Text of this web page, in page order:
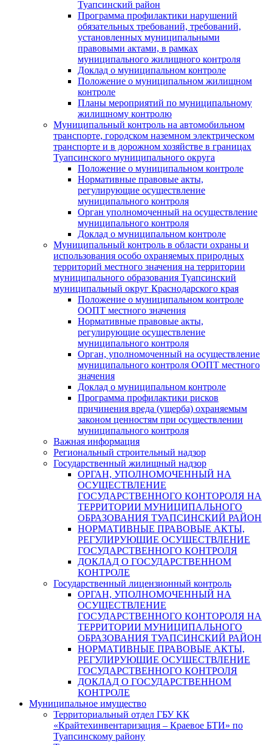
Туапсинский район
Программа профилактики нарушений
обязательных требований, требований,
установленных муниципальными
правовыми актами, в рамках
муниципального жилищного контроля
Доклад о муниципальном контроле
Положение о муниципальном жилищном
контроле
Планы мероприятий по муниципальному
жилищному контролю
Муниципальный контроль на автомобильном
транспорте, городском наземном электрическом
транспорте и в дорожном хозяйстве в границах
Туапсинского муниципального округа
Положение о муниципальном контроле
Нормативные правовые акты,
регулирующие осуществление
муниципального контроля
Орган уполномоченный на осуществление
муниципального контроля
Доклад о муниципальном контроле
Муниципальный контроль в области охраны и
использования особо охраняемых природных
территорий местного значения на территории
муниципального образования Туапсинский
муниципальный округ Краснодарского края
Положение о муниципальном контроле
ООПТ местного значения
Нормативные правовые акты,
регулирующие осуществление
муниципального контроля
Орган, уполномоченный на осуществление
муниципального контроля ООПТ местного
значения
Доклад о муниципальном контроле
Программа профилактики рисков
причинения вреда (ущерба) охраняемым
законом ценностям при осуществлении
муниципального контроля
Важная информация
Региональный строительный надзор
Государственный жилищный надзор
ОРГАН, УПОЛНОМОЧЕННЫЙ НА
ОСУЩЕСТВЛЕНИЕ
ГОСУДАРСТВЕННОГО КОНТОРОЛЯ НА
ТЕРРИТОРИИ МУНИЦИПАЛЬНОГО
ОБРАЗОВАНИЯ ТУАПСИНСКИЙ РАЙОН
НОРМАТИВНЫЕ ПРАВОВЫЕ АКТЫ,
РЕГУЛИРУЮЩИЕ ОСУЩЕСТВЛЕНИЕ
ГОСУДАРСТВЕННОГО КОНТРОЛЯ
ДОКЛАД О ГОСУДАРСТВЕННОМ
КОНТРОЛЕ
Государственный лицензионный контроль
ОРГАН, УПОЛНОМОЧЕННЫЙ НА
ОСУЩЕСТВЛЕНИЕ
ГОСУДАРСТВЕННОГО КОНТОРОЛЯ НА
ТЕРРИТОРИИ МУНИЦИПАЛЬНОГО
ОБРАЗОВАНИЯ ТУАПСИНСКИЙ РАЙОН
НОРМАТИВНЫЕ ПРАВОВЫЕ АКТЫ,
РЕГУЛИРУЮЩИЕ ОСУЩЕСТВЛЕНИЕ
ГОСУДАРСТВЕННОГО КОНТРОЛЯ
ДОКЛАД О ГОСУДАРСТВЕННОМ
КОНТРОЛЕ
Муниципальное имущество
Территориальный отдел ГБУ КК
«Крайтехинвентаризация – Краевое БТИ» по
Туапсинскому району